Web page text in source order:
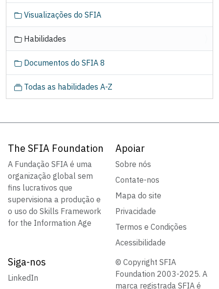
o
Visualizações do SFIA
Habilidades
Documentos do SFIA 8
Todas as habilidades A-Z
The SFIA Foundation
A Fundação SFIA é uma
organização global sem
fins lucrativos que
supervisiona a produção e
o uso do Skills Framework
for the Information Age
Apoiar
Sobre nós
Contate-nos
Mapa do site
Privacidade
Termos e Condições
Acessibilidade
Siga-nos
LinkedIn
© Copyright SFIA
Foundation 2003-2025. A
marca registrada SFIA é